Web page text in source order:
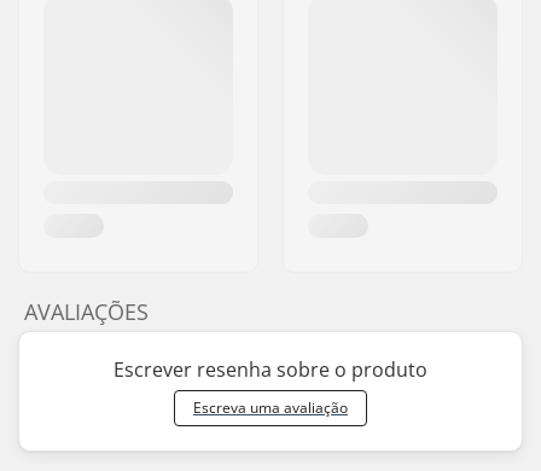
AVALIAÇÕES
Escrever resenha sobre o produto
Escreva uma avaliação